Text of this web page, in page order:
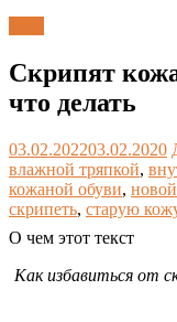
Скрипят
что делать
03.02.202203.02.2020
влажной тряпкой,
кожаной обуви,
скрипеть, старую
О чем этот текст
Как избавиться от